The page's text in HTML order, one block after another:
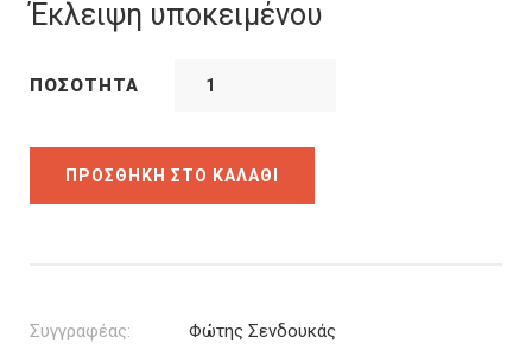
6.00€. είναι:
Έκλειψη υποκειμένου
ΠΟΣΌΤΗΤΑ
ΠΡΟΣΘΉΚΗ ΣΤΟ ΚΑΛΆΘΙ
Συγγραφέας: Φώτης Σενδουκάς